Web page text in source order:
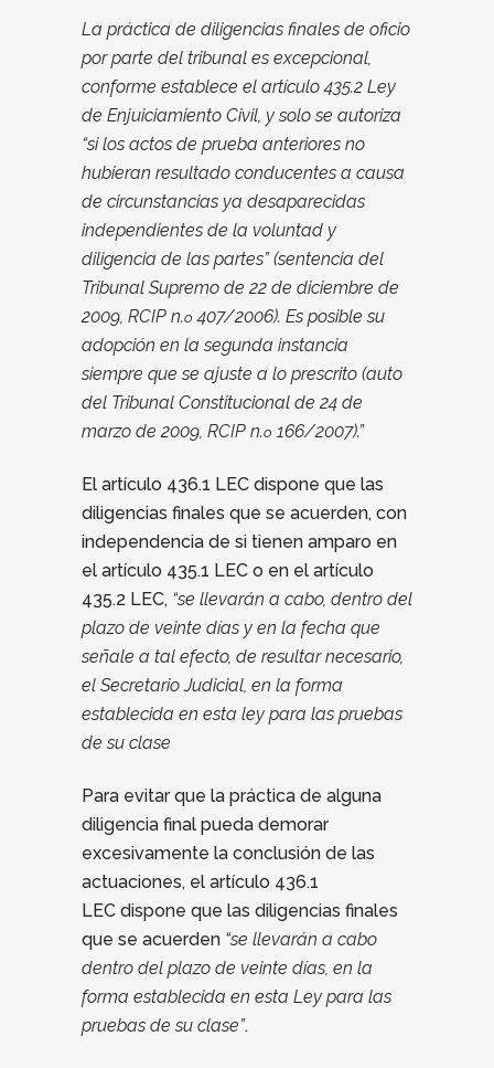
La práctica de diligencias finales de oficio
por parte del tribunal es excepcional,
conforme establece el artículo 435.2 Ley
de Enjuiciamiento Civil, y solo se autoriza
“si los actos de prueba anteriores no
hubieran resultado conducentes a causa
de circunstancias ya desaparecidas
independientes de la voluntad y
diligencia de las partes” (sentencia del
Tribunal Supremo de 22 de diciembre de
2009, RCIP n.o 407/2006). Es posible su
adopción en la segunda instancia
siempre que se ajuste a lo prescrito (auto
del Tribunal Constitucional de 24 de
marzo de 2009, RCIP n.o 166/2007).”
El artículo 436.1 LEC dispone que las
diligencias finales que se acuerden, con
independencia de si tienen amparo en
el artículo 435.1 LEC o en el artículo
435.2 LEC, “se llevarán a cabo, dentro del
plazo de veinte días y en la fecha que
señale a tal efecto, de resultar necesario,
el Secretario Judicial, en la forma
establecida en esta ley para las pruebas
de su clase
Para evitar que la práctica de alguna
diligencia final pueda demorar
excesivamente la conclusión de las
actuaciones, el artículo 436.1
LEC dispone que las diligencias finales
que se acuerden “se llevarán a cabo
dentro del plazo de veinte días, en la
forma establecida en esta Ley para las
pruebas de su clase”.